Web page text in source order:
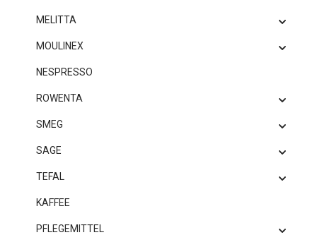
MELITTA
MOULINEX
NESPRESSO
ROWENTA
SMEG
SAGE
TEFAL
KAFFEE
PFLEGEMITTEL